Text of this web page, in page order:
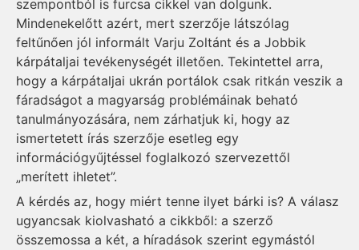
szempontból is furcsa cikkel van dolgunk.
Mindenekelőtt azért, mert szerzője látszólag
feltűnően jól informált Varju Zoltánt és a Jobbik
kárpátaljai tevékenységét illetően. Tekintettel arra,
hogy a kárpátaljai ukrán portálok csak ritkán veszik a
fáradságot a magyarság problémáinak beható
tanulmányozására, nem zárhatjuk ki, hogy az
ismertetett írás szerzője esetleg egy
információgyűjtéssel foglalkozó szervezettől
„merített ihletet”.
A kérdés az, hogy miért tenne ilyet bárki is? A válasz
ugyancsak kiolvasható a cikkből: a szerző
összemossa a két, a híradások szerint egymástól